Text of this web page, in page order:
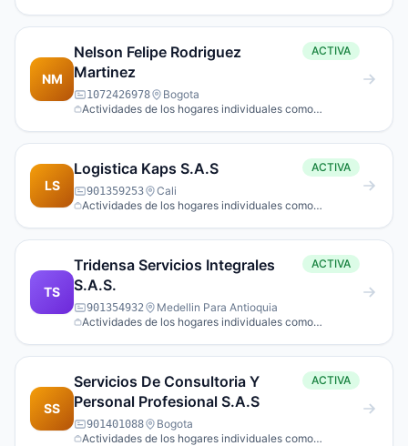
NM
Nelson Felipe Rodriguez
Martinez
ACTIVA
1072426978
Bogota
Actividades de los hogares individuales como
LS
Logistica Kaps S.A.S ACTIVA
901359253
Cali
Actividades de los hogares individuales como
TS
Tridensa Servicios Integrales
S.A.S.
ACTIVA
901354932
Medellin Para Antioquia
Actividades de los hogares individuales como
SS
Servicios De Consultoria Y
Personal Profesional S.A.S
ACTIVA
901401088
Bogota
Actividades de los hogares individuales como